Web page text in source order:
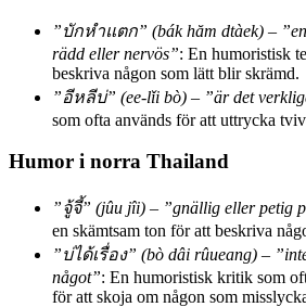
”บักหำแตก” (bák hăm dtàek) –
rädd eller nervös”: En humoristisk
beskriva någon som lätt blir skrämd.
”อีหลีบ่” (ee-lǐi bò) – ”är det
som ofta används för att uttrycka
Humor i norra Thailand
”จู้จี้” (jûu jîi) – ”gnällig eller petig
en skämtsam ton för att beskriva
”บ่ได้เรื่อง” (bò dâi rûueang) –
något”: En humoristisk kritik som
för att skoja om någon som